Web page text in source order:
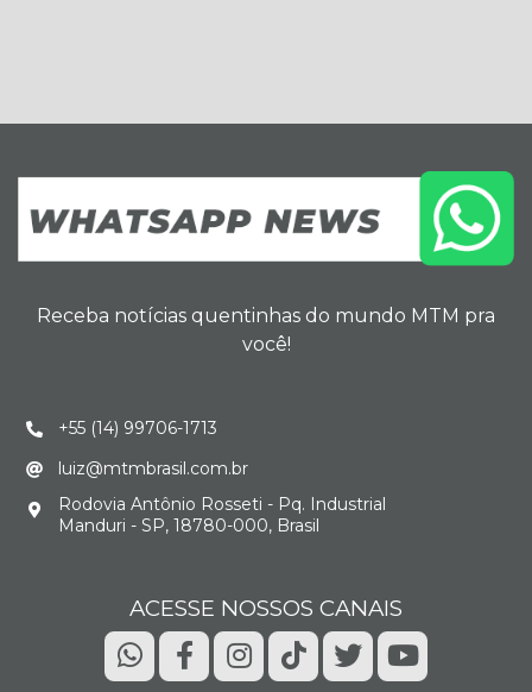
Receba notícias quentinhas do mundo MTM pra
você!
+55 (14) 99706-1713
luiz@mtmbrasil.com.br
Rodovia Antônio Rosseti - Pq. Industrial
Manduri - SP, 18780-000, Brasil
ACESSE NOSSOS CANAIS